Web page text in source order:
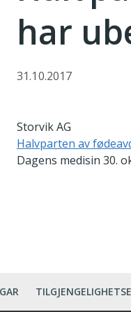
har
31.10.2017
Storvik AG
Halvparten av
Dagens medisin 30.